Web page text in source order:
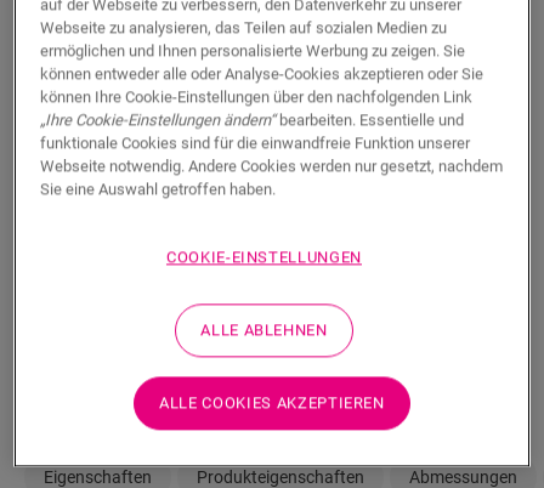
immer einen Händler in Ihrer Nähe.
SUCHE
Sie sind sich nicht sicher, ob dieser Boden
In Ihrem Raum ansehen
Eigenschaften Produkteigenschaften Abmessungen
auf der Webseite zu verbessern, den Datenverkehr zu unserer
Webseite zu analysieren, das Teilen auf sozialen Medien zu
ermöglichen und Ihnen personalisierte Werbung zu zeigen. Sie
können entweder alle oder Analyse-Cookies akzeptieren oder Sie
können Ihre Cookie-Einstellungen über den nachfolgenden Link
„Ihre Cookie-Einstellungen ändern“bearbeiten. Essentielle und
funktionale Cookies sind für die einwandfreie Funktion unserer
Webseite notwendig. Andere Cookies werden nur gesetzt, nachdem
Sie eine Auswahl getroffen haben.
COOKIE-EINSTELLUNGEN
ALLE ABLEHNEN
ALLE COOKIES AKZEPTIEREN